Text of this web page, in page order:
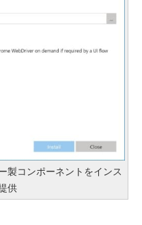
製コンポーネントをインス
供